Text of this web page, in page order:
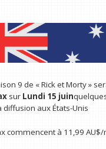
9 de « Rick et Morty »
sur Lundi 15 juin
aux États-Unis
commencent à 11,99